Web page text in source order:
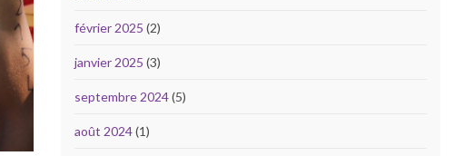
février 2025 (2)
janvier 2025 (3)
septembre 2024(5)
août 2024(1)